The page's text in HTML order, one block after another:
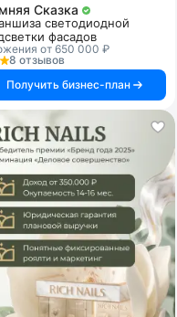
Сказка
светодиодной
фасадов
от 650 000 ₽
8 отзывов
Получить бизнес-план